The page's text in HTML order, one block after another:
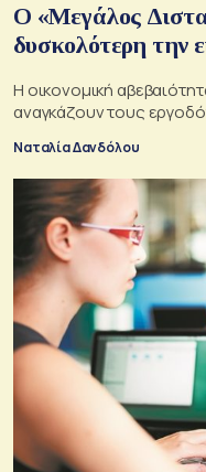
Ο «Μεγάλος
δυσκολότερη την
Η οικονομική
αναγκάζουν τους
Ναταλία Δανδόλου